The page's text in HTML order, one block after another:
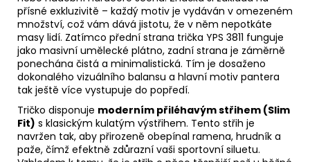
přísné exkluzivitě – každý motiv je vydáván v omezeném
množství, což vám dává jistotu, že v něm nepotkáte
masy lidí. Zatímco přední strana trička YPS 3811 funguje
jako masivní umělecké plátno, zadní strana je záměrně
ponechána čistá a minimalistická. Tím je dosaženo
dokonalého vizuálního balansu a hlavní motiv pantera
tak ještě více vystupuje do popředí.
Tričko disponuje moderním přiléhavým střihem (Slim
Fit) s klasickým kulatým výstřihem. Tento střih je
navržen tak, aby přirozeně obepínal ramena, hrudník a
paže, čímž efektně zdůrazní vaši sportovní siluetu.